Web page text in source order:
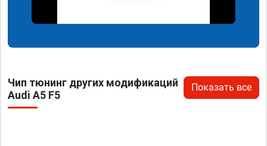
Чип тюнинг других модификаций
Audi A5 F5
Показать все